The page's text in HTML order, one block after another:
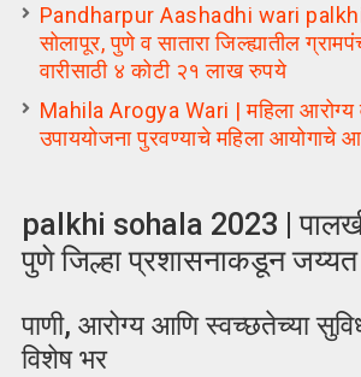
Pandharpur Aashadhi wari
सोलापूर, पुणे व सातारा जिल्ह्यातील
वारीसाठी ४ कोटी २१ लाख रुपये
Mahila Arogya Wari | महिला आरोग्य
उपाययोजना पुरवण्याचे महिला आयोगाचे
palkhi sohala 2023 |
पुणे जिल्हा प्रशासनाकडून जय्यत
पाणी, आरोग्य आणि स्वच्छतेच्या
विशेष भर